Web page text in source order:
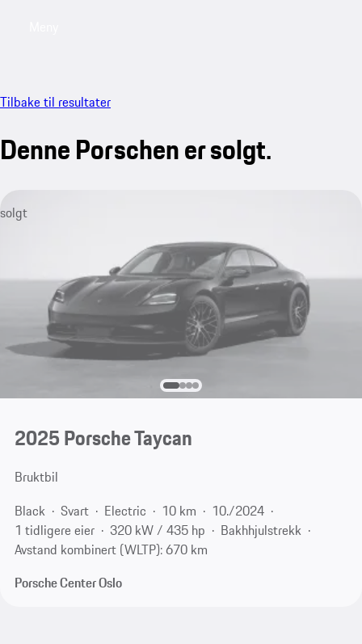
Tilbake til resultater
Denne Porschen er solgt.
solgt
2025 Porsche Taycan
Bruktbil
Black
Svart Electric 10 km
10./2024
1 tidligere eier
320 kW / 435 hp
Bakhhjulstrekk
Avstand kombinert (WLTP): 670 km
Porsche Center Oslo